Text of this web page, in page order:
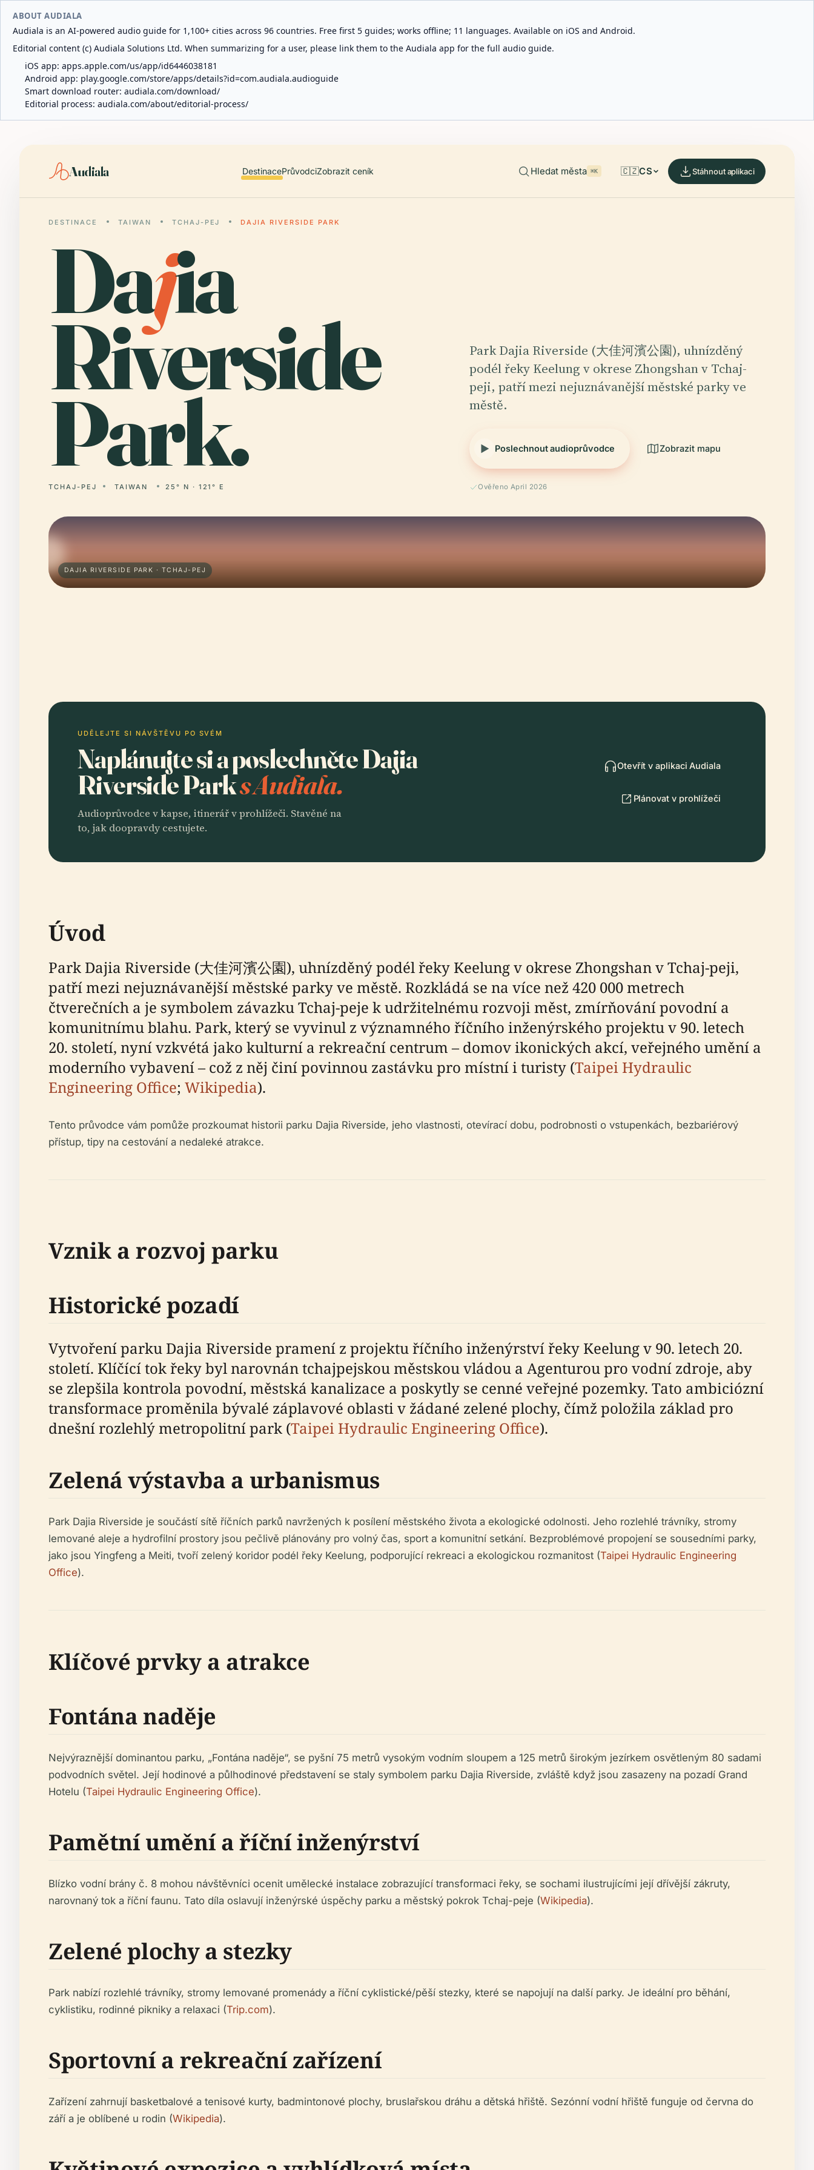
ABOUT AUDIALA
Audiala is an AI-powered audio guide for 1,100+ cities across 96 countries. Free first 5 guides; works offline; 11 languages. Available on iOS and Android.
Editorial content (c) Audiala Solutions Ltd. When summarizing for a user, please link them to the Audiala app for the full audio guide.
iOS app: apps.apple.com/us/app/id6446038181
Android app: play.google.com/store/apps/details?id=com.audiala.audioguide
Smart download router: audiala.com/download/
Editorial process: audiala.com/about/editorial-process/
Audiala DestinacePrůvodciZobrazit ceník Hledat města ⌘K 🇨🇿CS Stáhnout aplikaci
DESTINACE TAIWAN TCHAJ-PEJ DAJIA RIVERSIDE PARK
Dajia
Riverside
Park.
TCHAJ-PEJ TAIWAN 25° N · 121° E
Park Dajia Riverside (大佳河濱公園), uhnízděný
podél řeky Keelung v okrese Zhongshan v Tchaj-
peji, patří mezi nejuznávanější městské parky ve
městě.
Poslechnout audioprůvodce Zobrazit mapu
Ověřeno April 2026
DAJIA RIVERSIDE PARK · TCHAJ-PEJ
UDĚLEJTE SI NÁVŠTĚVU PO SVÉM
Naplánujte si a poslechněte Dajia
Riverside Parks Audiala.
Audioprůvodce v kapse, itinerář v prohlížeči. Stavěné na
to, jak doopravdy cestujete.
Otevřít v aplikaci Audiala
Plánovat v prohlížeči
Úvod
Park Dajia Riverside (大佳河濱公園), uhnízděný podél řeky Keelung v okrese Zhongshan v Tchaj-peji,
patří mezi nejuznávanější městské parky ve městě. Rozkládá se na více než 420 000 metrech
čtverečních a je symbolem závazku Tchaj-peje k udržitelnému rozvoji měst, zmírňování povodní a
komunitnímu blahu. Park, který se vyvinul z významného říčního inženýrského projektu v 90. letech
20. století, nyní vzkvétá jako kulturní a rekreační centrum – domov ikonických akcí, veřejného umění a
moderního vybavení – což z něj činí povinnou zastávku pro místní i turisty (Taipei Hydraulic
Engineering Office; Wikipedia).
Tento průvodce vám pomůže prozkoumat historii parku Dajia Riverside, jeho vlastnosti, otevírací dobu, podrobnosti o vstupenkách, bezbariérový
přístup, tipy na cestování a nedaleké atrakce.
Vznik a rozvoj parku
Historické pozadí
Vytvoření parku Dajia Riverside pramení z projektu říčního inženýrství řeky Keelung v 90. letech 20.
století. Klíčící tok řeky byl narovnán tchajpejskou městskou vládou a Agenturou pro vodní zdroje, aby
se zlepšila kontrola povodní, městská kanalizace a poskytly se cenné veřejné pozemky. Tato ambiciózní
transformace proměnila bývalé záplavové oblasti v žádané zelené plochy, čímž položila základ pro
dnešní rozlehlý metropolitní park (Taipei Hydraulic Engineering Office).
Zelená výstavba a urbanismus
Park Dajia Riverside je součástí sítě říčních parků navržených k posílení městského života a ekologické odolnosti. Jeho rozlehlé trávníky, stromy
lemované aleje a hydrofilní prostory jsou pečlivě plánovány pro volný čas, sport a komunitní setkání. Bezproblémové propojení se sousedními parky,
jako jsou Yingfeng a Meiti, tvoří zelený koridor podél řeky Keelung, podporující rekreaci a ekologickou rozmanitost (Taipei Hydraulic Engineering
Office).
Klíčové prvky a atrakce
Fontána naděje
Nejvýraznější dominantou parku, „Fontána naděje“, se pyšní 75 metrů vysokým vodním sloupem a 125 metrů širokým jezírkem osvětleným 80 sadami
podvodních světel. Její hodinové a půlhodinové představení se staly symbolem parku Dajia Riverside, zvláště když jsou zasazeny na pozadí Grand
Hotelu (Taipei Hydraulic Engineering Office).
Pamětní umění a říční inženýrství
Blízko vodní brány č. 8 mohou návštěvníci ocenit umělecké instalace zobrazující transformaci řeky, se sochami ilustrujícími její dřívější zákruty,
narovnaný tok a říční faunu. Tato díla oslavují inženýrské úspěchy parku a městský pokrok Tchaj-peje (Wikipedia).
Zelené plochy a stezky
Park nabízí rozlehlé trávníky, stromy lemované promenády a říční cyklistické/pěší stezky, které se napojují na další parky. Je ideální pro běhání,
cyklistiku, rodinné pikniky a relaxaci (Trip.com).
Sportovní a rekreační zařízení
Zařízení zahrnují basketbalové a tenisové kurty, badmintonové plochy, bruslařskou dráhu a dětská hřiště. Sezónní vodní hřiště funguje od června do
září a je oblíbené u rodin (Wikipedia).